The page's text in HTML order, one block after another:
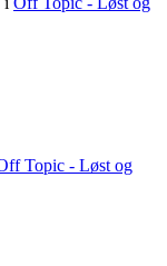
Topic - Løst og